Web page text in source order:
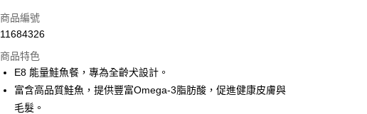
信用卡一次付款
Apple Pay
街口支付
商品編號
11684326
商品特色
E8 能量鮭魚餐，專為全齡犬設計。
富含高品質鮭魚，提供豐富Omega-3脂肪酸，促進健康皮膚與
毛髮。